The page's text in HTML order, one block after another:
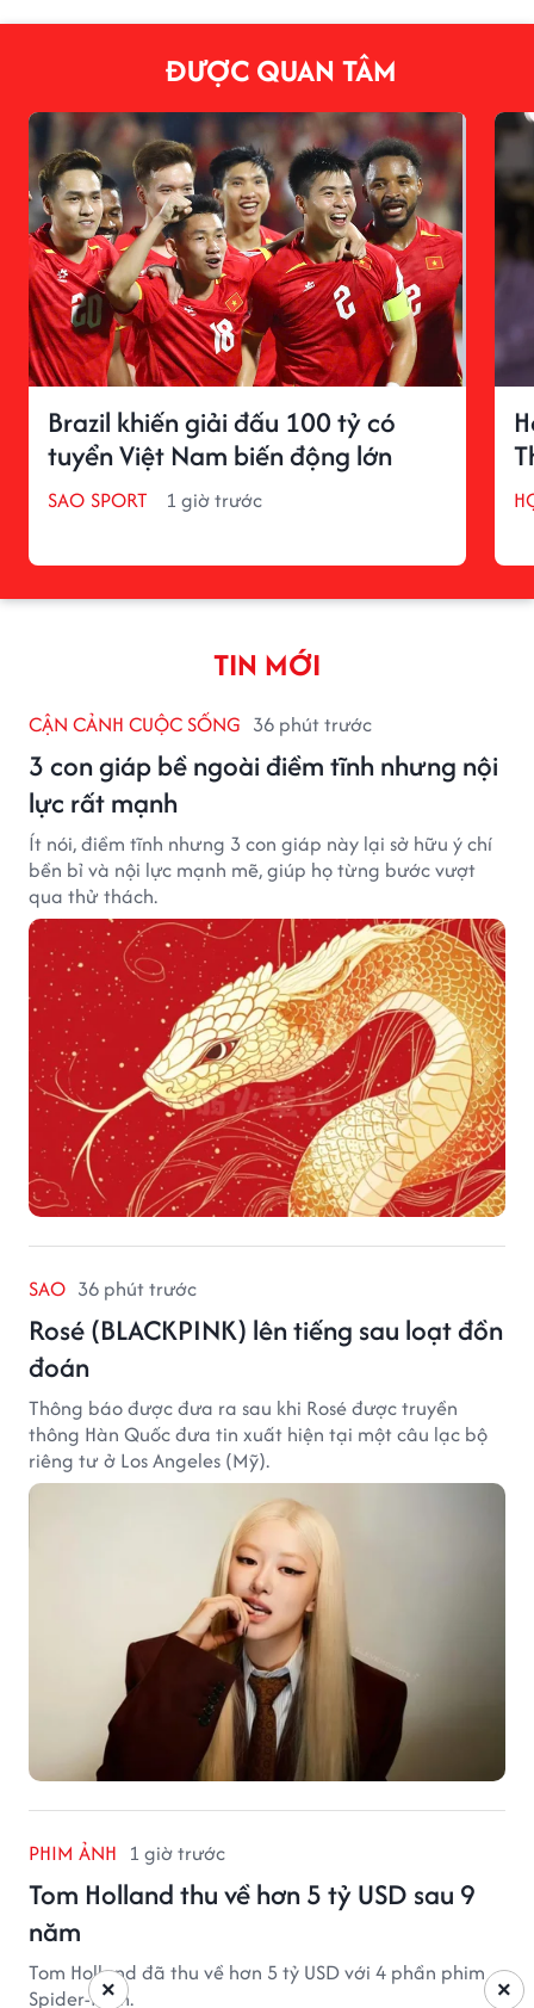
ĐƯỢC QUAN TÂM
Brazil khiến giải đấu 100 tỷ có
tuyển Việt Nam biến động lớn
SAO SPORT 1 giờ trước
TIN MỚI
CẬN CẢNH CUỘC SỐNG 36 phút trước
3 con giáp bề ngoài điềm tĩnh nhưng nội
lực rất mạnh
Ít nói, điềm tĩnh nhưng 3 con giáp này lại sở hữu ý chí
bền bỉ và nội lực mạnh mẽ, giúp họ từng bước vượt
qua thử thách.
SAO 36 phút trước
Rosé (BLACKPINK) lên tiếng sau loạt đồn
đoán
Thông báo được đưa ra sau khi Rosé được truyền
thông Hàn Quốc đưa tin xuất hiện tại một câu lạc bộ
riêng tư ở Los Angeles (Mỹ).
PHIM ẢNH 1 giờ trước
Tom Holland thu về hơn 5 tỷ USD sau 9
năm
Tom Holland đã thu về hơn 5 tỷ USD với 4 phần phim
Spider-Man.
×
×